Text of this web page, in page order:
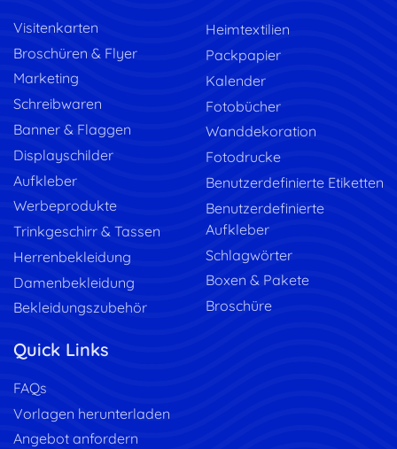
Visitenkarten
Broschüren & Flyer
Marketing
Schreibwaren
Banner & Flaggen
Displayschilder
Aufkleber
Werbeprodukte
Trinkgeschirr & Tassen
Herrenbekleidung
Damenbekleidung
Bekleidungszubehör
Heimtextilien
Packpapier
Kalender
Fotobücher
Wanddekoration
Fotodrucke
Benutzerdefinierte Etiketten
Benutzerdefinierte
Aufkleber
Schlagwörter
Boxen & Pakete
Broschüre
Quick Links
FAQs
Vorlagen herunterladen
Angebot anfordern